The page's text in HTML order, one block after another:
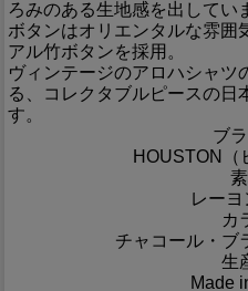
ろみのある生地感を出してい
ボタンはオリエンタルな雰囲
アル竹ボタンを採用。
ヴィンテージのアロハシャツ
る、コレクタブルピースの日
す。
ブ
HOUSTON（
レー
カ
チャコール・ブ
生
Made